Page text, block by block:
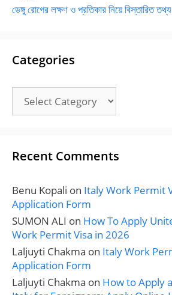
ডেঙ্গু রোগের লক্ষণ ও প্রতিকার নিয়ে বিস্তারিত
Categories
Recent Comments
Benu Kopali on Italy Work Permit
Application Form
SUMON ALI on How To Apply
Work Permit Visa in 2026
Laljuyti Chakma on Italy Work
Application Form
Laljuyti Chakma on How to Apply